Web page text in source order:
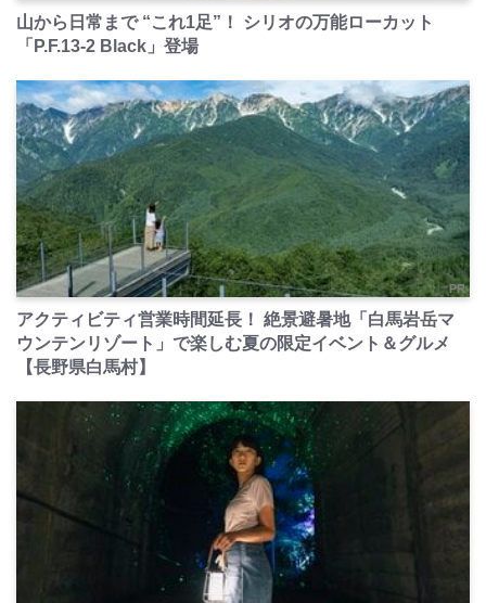
山から日常まで “これ1足”！ シリオの万能ローカット
「P.F.13-2 Black」登場
PR
アクティビティ営業時間延長！ 絶景避暑地「白馬岩岳マ
ウンテンリゾート」で楽しむ夏の限定イベント＆グルメ
【長野県白馬村】